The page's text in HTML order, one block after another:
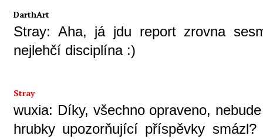
DarthArt
Stray: Aha, já jdu report zrovna
nejlehčí disciplína :)
Stray
wuxia: Díky, všechno opraveno,
hrubky upozorňující příspěvky